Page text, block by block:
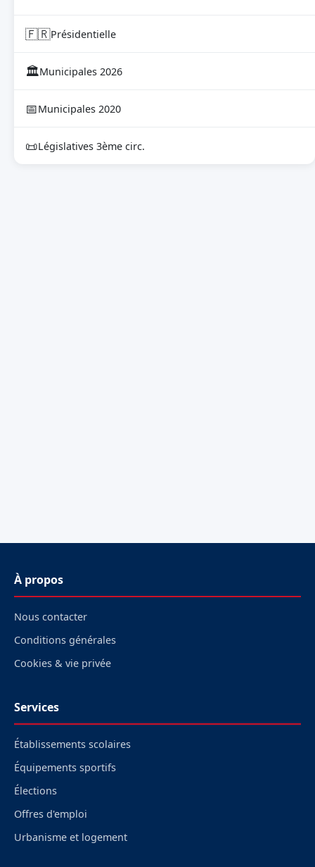
🇫🇷Présidentielle
🏛Municipales 2026
📅Municipales 2020
📜Législatives 3ème circ.
À propos
Nous contacter
Conditions générales
Cookies & vie privée
Services
Établissements scolaires
Équipements sportifs
Élections
Offres d'emploi
Urbanisme et logement